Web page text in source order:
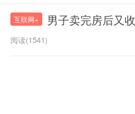
亿恩科
互联网+ 男子卖完房后又
阅读(1541)